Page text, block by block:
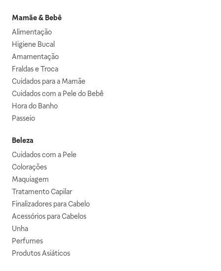
Mamãe & Bebê
Alimentação
Higiene Bucal
Amamentação
Fraldas e Troca
Cuidados para a Mamãe
Cuidados com a Pele do Bebê
Hora do Banho
Passeio
Beleza
Cuidados com a Pele
Colorações
Maquiagem
Tratamento Capilar
Finalizadores para Cabelo
Acessórios para Cabelos
Unha
Perfumes
Produtos Asiáticos